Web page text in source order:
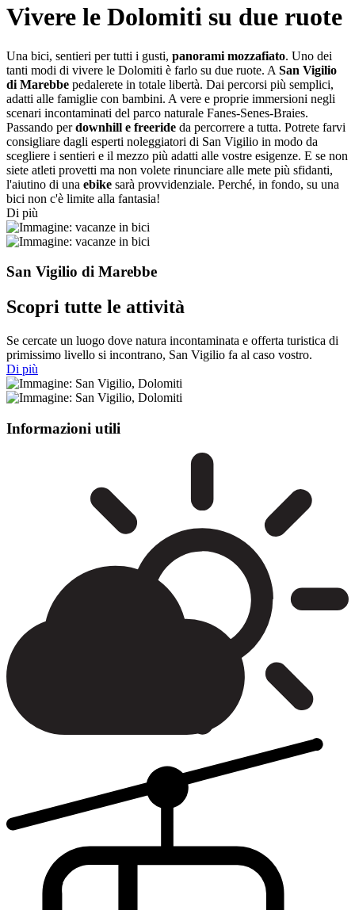
Vivere le Dolomiti su due ruote
Una bici, sentieri per tutti i gusti, panorami mozzafiato. Uno dei
tanti modi di vivere le Dolomiti è farlo su due ruote. A San Vigilio
di Marebbe pedalerete in totale libertà. Dai percorsi più semplici,
adatti alle famiglie con bambini. A vere e proprie immersioni negli
scenari incontaminati del parco naturale Fanes-Senes-Braies.
Passando perdownhill e freeride da percorrere a tutta. Potrete farvi
consigliare dagli esperti noleggiatori di San Vigilio in modo da
scegliere i sentieri e il mezzo più adatti alle vostre esigenze. E se non
siete atleti provetti ma non volete rinunciare alle mete più sfidanti,
l'aiutino di una ebike sarà provvidenziale. Perché, in fondo, su una
bici non c'è limite alla fantasia!
Di più
San Vigilio di Marebbe
Scopri tutte le attività
Se cercate un luogo dove natura incontaminata e offerta turistica di
primissimo livello si incontrano, San Vigilio fa al caso vostro.
Di più
Informazioni utili